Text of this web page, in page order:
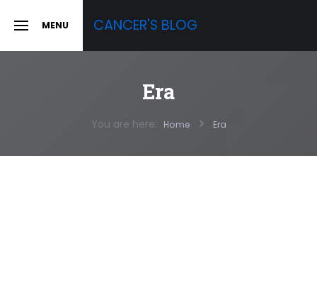
SLIDE MENU CANCER'S BLOG
Era
You are here: Home Era